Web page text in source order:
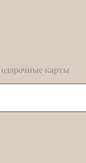
карты